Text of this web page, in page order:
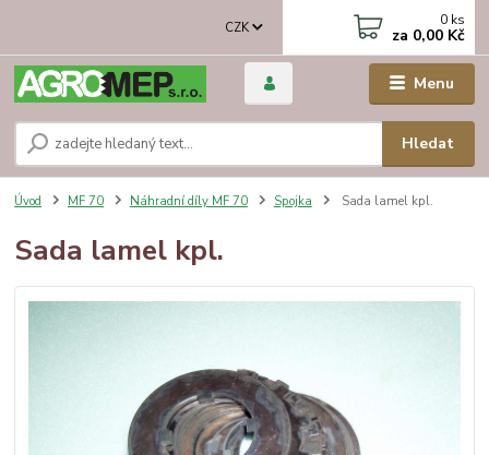
Menu
CZK
Hledat
0 ks
za 0,00 Kč
Úvod MF 70 Náhradní díly MF 70 Spojka Sada lamel kpl.
Sada lamel kpl.